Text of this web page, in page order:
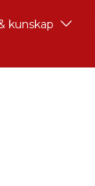
kunskap